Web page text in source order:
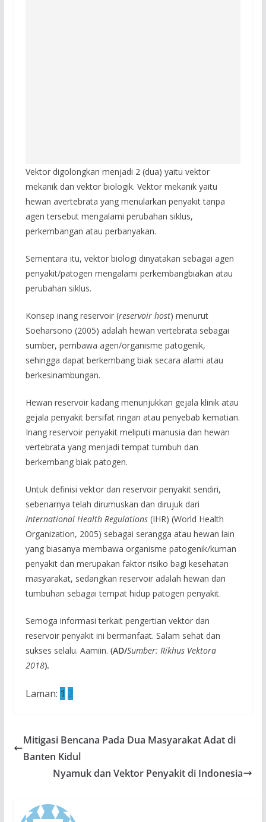
Vektor digolongkan menjadi 2 (dua) yaitu vektor
mekanik dan vektor biologik. Vektor mekanik yaitu
hewan avertebrata yang menularkan penyakit tanpa
agen tersebut mengalami perubahan siklus,
perkembangan atau perbanyakan.
Sementara itu, vektor biologi dinyatakan sebagai agen
penyakit/patogen mengalami perkembangbiakan atau
perubahan siklus.
Konsep inang reservoir (reservoir host) menurut
Soeharsono (2005) adalah hewan vertebrata sebagai
sumber, pembawa agen/organisme patogenik,
sehingga dapat berkembang biak secara alami atau
berkesinambungan.
Hewan reservoir kadang menunjukkan gejala klinik atau
gejala penyakit bersifat ringan atau penyebab kematian.
Inang reservoir penyakit meliputi manusia dan hewan
vertebrata yang menjadi tempat tumbuh dan
berkembang biak patogen.
Untuk definisi vektor dan reservoir penyakit sendiri,
sebenarnya telah dirumuskan dan dirujuk dari
International Health Regulations(IHR) (World Health
Organization, 2005) sebagai serangga atau hewan lain
yang biasanya membawa organisme patogenik/kuman
penyakit dan merupakan faktor risiko bagi kesehatan
masyarakat, sedangkan reservoir adalah hewan dan
tumbuhan sebagai tempat hidup patogen penyakit.
Semoga informasi terkait pengertian vektor dan
reservoir penyakit ini bermanfaat. Salam sehat dan
sukses selalu. Aamiin. (AD/Sumber: Rikhus Vektora
2018).
Laman: 1 2
Mitigasi Bencana Pada Dua Masyarakat Adat di
Banten Kidul
Nyamuk dan Vektor Penyakit di Indonesia